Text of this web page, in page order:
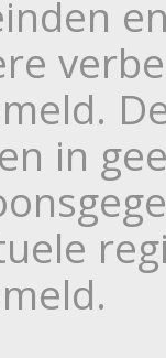
in